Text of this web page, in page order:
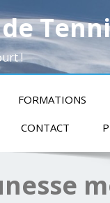
!
FORMATIONS
CONTACT